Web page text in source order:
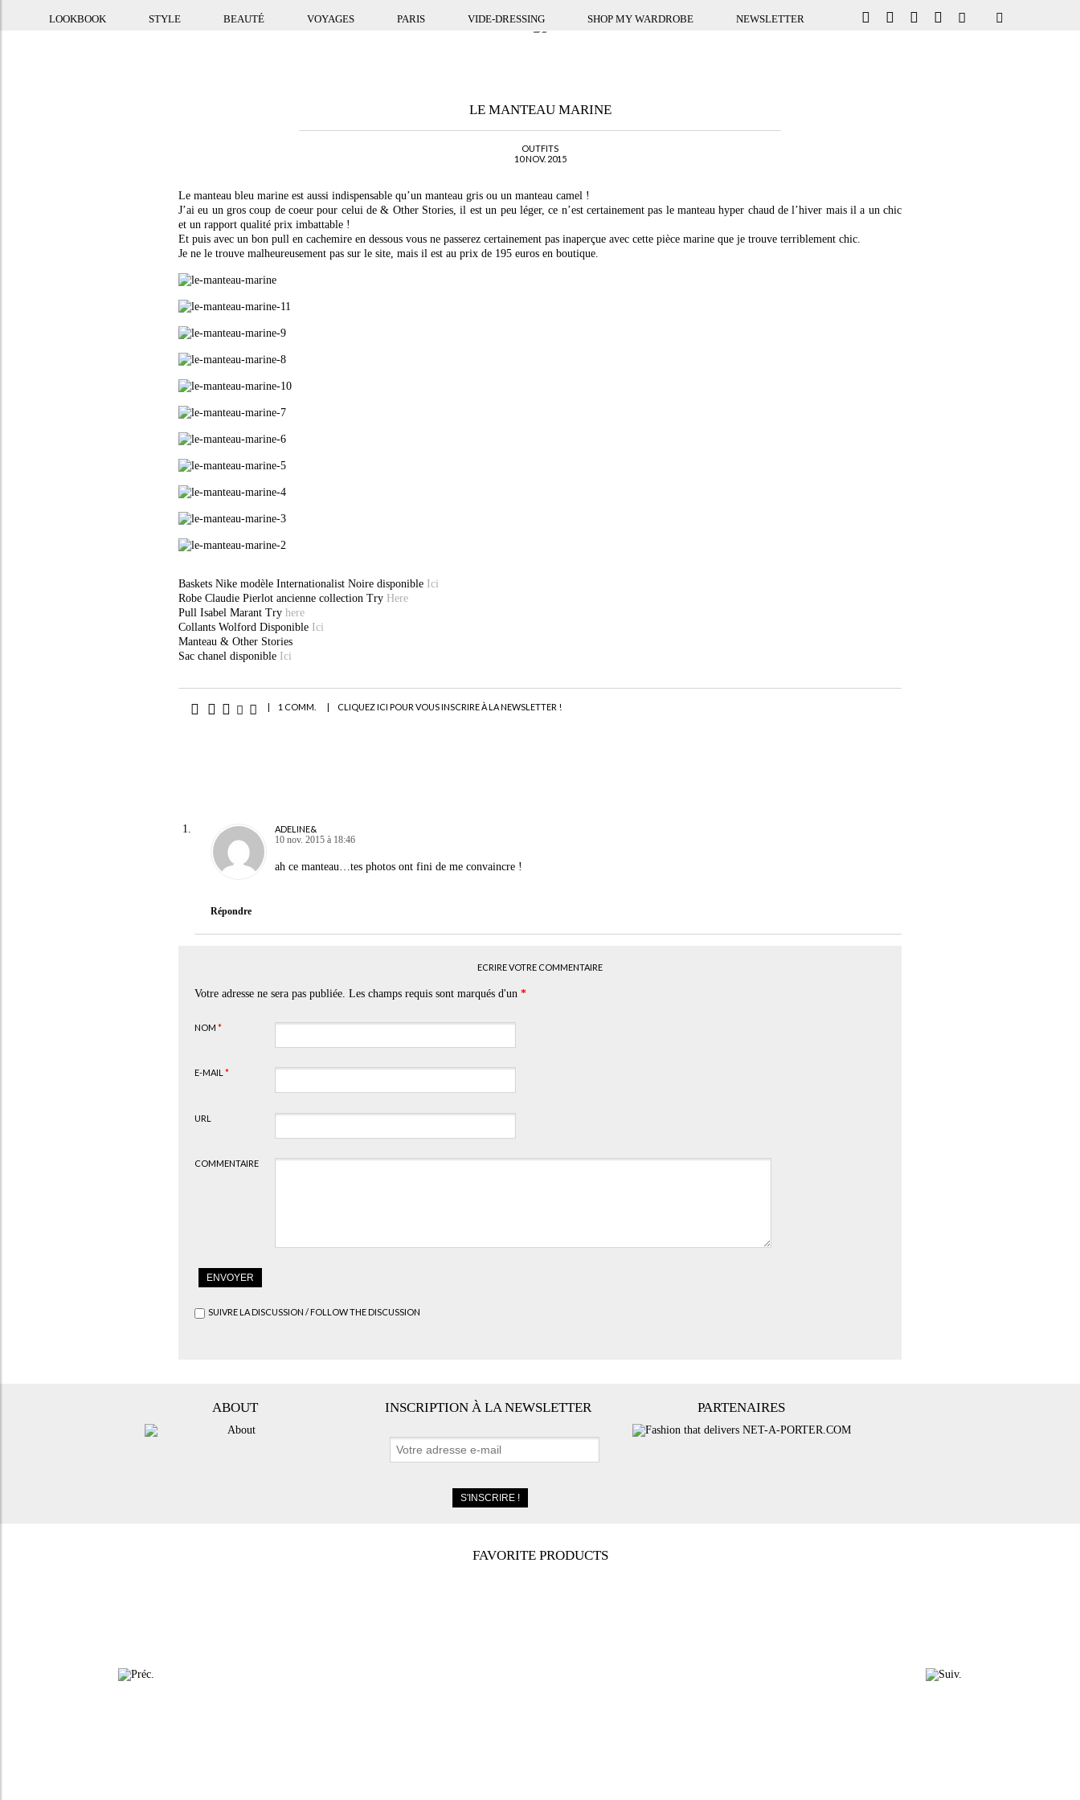
LOOKBOOK STYLE BEAUTÉ VOYAGES PARIS VIDE-DRESSING SHOP MY WARDROBE NEWSLETTER
LE MANTEAU MARINE
OUTFITS
10 NOV. 2015
Le manteau bleu marine est aussi indispensable qu’un manteau gris ou un manteau camel !
J’ai eu un gros coup de coeur pour celui de & Other Stories, il est un peu léger, ce n’est certainement pas le manteau hyper chaud de l’hiver mais il a un chic
et un rapport qualité prix imbattable !
Et puis avec un bon pull en cachemire en dessous vous ne passerez certainement pas inaperçue avec cette pièce marine que je trouve terriblement chic.
Je ne le trouve malheureusement pas sur le site, mais il est au prix de 195 euros en boutique.
Baskets Nike modèle Internationalist Noire disponible Ici
Robe Claudie Pierlot ancienne collection Try Here
Pull Isabel Marant Try here
Collants Wolford Disponible Ici
Manteau & Other Stories
Sac chanel disponible Ici
| 1 COMM. | CLIQUEZ ICI POUR VOUS INSCRIRE À LA NEWSLETTER !
ADELINE&
10 nov. 2015 à 18:46
ah ce manteau…tes photos ont fini de me convaincre !
Répondre
ECRIRE VOTRE COMMENTAIRE
Votre adresse ne sera pas publiée. Les champs requis sont marqués d'un *
NOM *
E-MAIL *
URL
COMMENTAIRE
SUIVRE LA DISCUSSION / FOLLOW THE DISCUSSION
ABOUT INSCRIPTION À LA NEWSLETTER PARTENAIRES
FAVORITE PRODUCTS